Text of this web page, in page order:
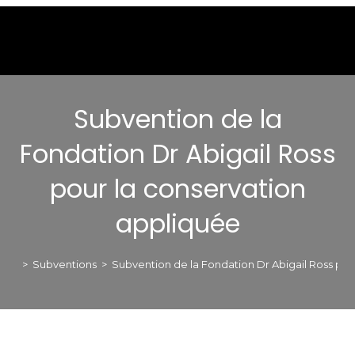
Subvention de la
Fondation Dr Abigail Ross
pour la conservation
appliquée
> Subventions > Subvention de la Fondation Dr Abigail Ross